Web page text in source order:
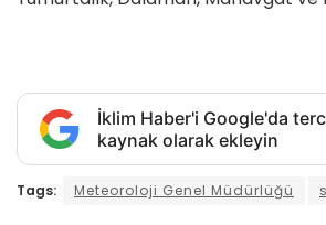
İklim Haber'i Google'da
kaynak olarak ekleyin
Tags: Meteoroloji Genel Müdürlüğü